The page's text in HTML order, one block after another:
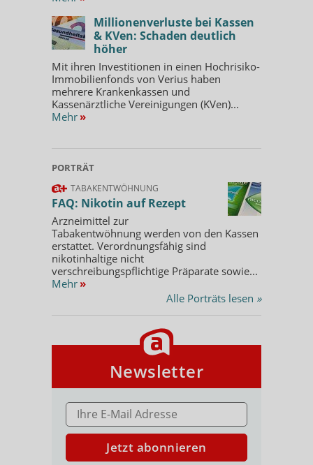
Millionenverluste bei Kassen
& KVen: Schaden deutlich
höher
Mit ihren Investitionen in einen Hochrisiko-
Immobilienfonds von Verius haben
mehrere Krankenkassen und
Kassenärztliche Vereinigungen (KVen)...
Mehr »
PORTRÄT
TABAKENTWÖHNUNG
FAQ: Nikotin auf Rezept
Arzneimittel zur
Tabakentwöhnung werden von den Kassen
erstattet. Verordnungsfähig sind
nikotinhaltige nicht
verschreibungspflichtige Präparate sowie...
Mehr »
Alle Porträts lesen »
Newsletter
E-MAIL ADRESSE
Jetzt abonnieren